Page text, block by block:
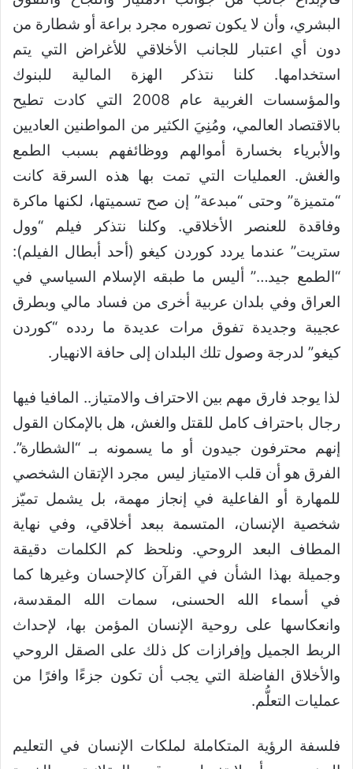
البشري، وأن لا يكون تصوره مجرد براعة أو شطارة من
دون أي اعتبار للجانب الأخلاقي للأغراض التي يتم
استخدامها. كلنا نتذكر الهزة المالية للبنوك
والمؤسسات الغربية عام 2008 التي كادت تطيح
بالاقتصاد العالمي، ومُنِيَ الكثير من المواطنين العاديين
والأبرياء بخسارة أموالهم ووظائفهم بسبب الطمع
والغش. العمليات التي تمت بها هذه السرقة كانت
“متميزة” وحتى “مبدعة” إن صح تسميتها، لكنها ماكرة
وفاقدة للعنصر الأخلاقي. وكلنا نتذكر فيلم “وول
ستريت” عندما يردد كوردن كيغو (أحد أبطال الفيلم):
“الطمع جيد…” أليس ما طبقه الإسلام السياسي في
العراق وفي بلدان عربية أخرى من فساد مالي وبطرق
عجيبة وجديدة تفوق مرات عديدة ما ردده “كوردن
كيغو” لدرجة وصول تلك البلدان إلى حافة الانهيار.
لذا يوجد فارق مهم بين الاحتراف والامتياز.. المافيا فيها
رجال باحتراف كامل للقتل والغش، هل بالإمكان القول
إنهم محترفون جيدون أو ما يسمونه بـ “الشطارة”.
الفرق هو أن قلب الامتياز ليس مجرد الإتقان الشخصي
للمهارة أو الفاعلية في إنجاز مهمة، بل يشمل تميّز
شخصية الإنسان، المتسمة ببعد أخلاقي، وفي نهاية
المطاف البعد الروحي. ونلحظ كم الكلمات دقيقة
وجميلة بهذا الشأن في القرآن كالإحسان وغيرها كما
في أسماء الله الحسنى، سمات الله المقدسة،
وانعكاسها على روحية الإنسان المؤمن بها، لإحداث
الربط الجميل وإفرازات كل ذلك على الصقل الروحي
والأخلاق الفاضلة التي يجب أن تكون جزءًا وافرًا من
عمليات التعلُّم.
فلسفة الرؤية المتكاملة لملكات الإنسان في التعليم